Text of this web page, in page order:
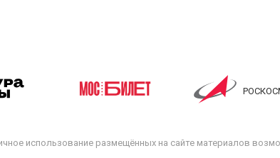
использование размещённых на сайте материалов